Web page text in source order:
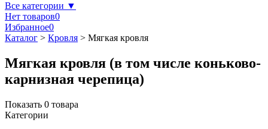
Все категории ▼
Нет товаров0
Избранное0
Каталог > Кровля > Мягкая кровля
Мягкая кровля (в том числе коньково-
карнизная черепица)
Показать 0 товара
Категории